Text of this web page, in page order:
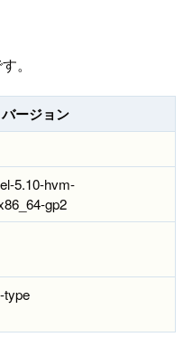
。
バージョン
5.10-hvm-
gp2
type